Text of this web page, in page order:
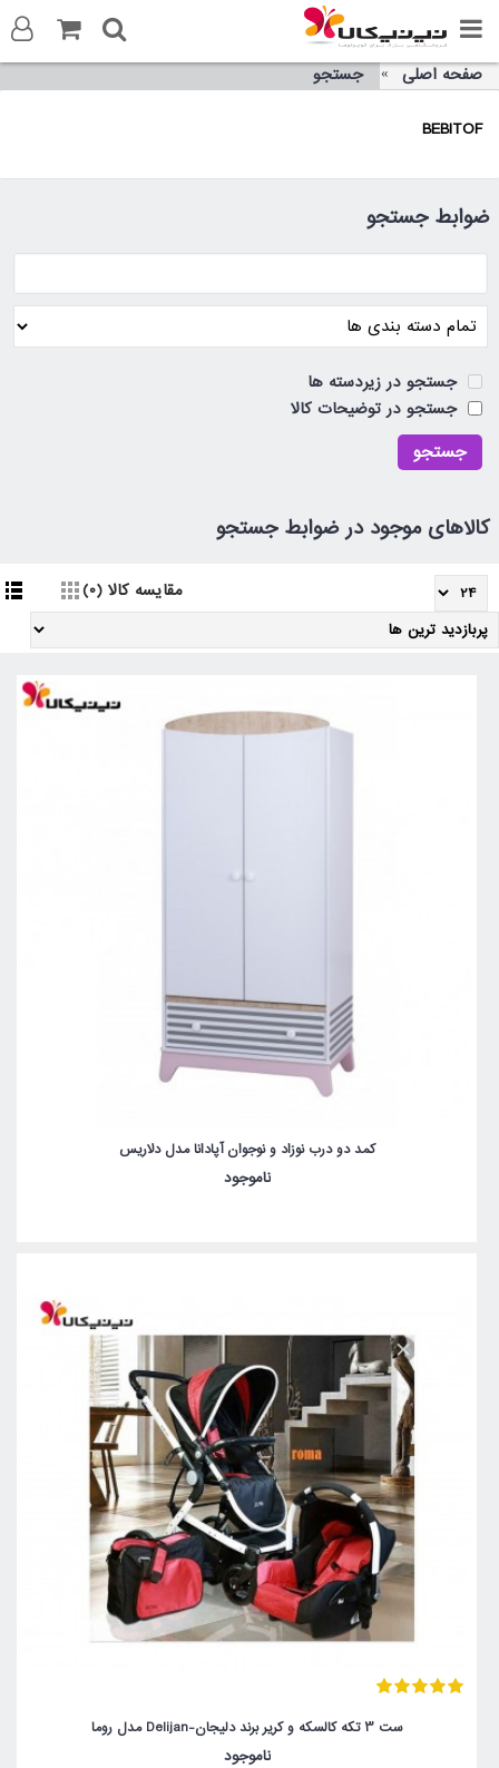
صفحه اصلی جستجو
BEBITOF
ضوابط جستجو
جستجو در زیردسته ها
جستجو در توضیحات کالا
کالاهای موجود در ضوابط جستجو
مقایسه کالا (0)
کمد دو درب نوزاد و نوجوان آپادانا مدل دلاریس
ناموجود
ست 3 تکه کالسکه و کریر برند دلیجان-Delijan مدل روما
ناموجود